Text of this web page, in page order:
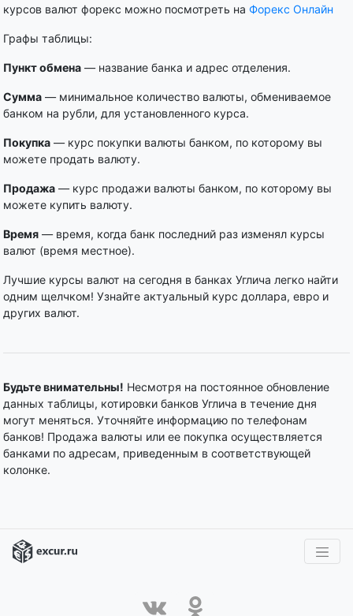
курсов валют форекс можно посмотреть на Форекс Онлайн
Графы таблицы:
Пункт обмена — название банка и адрес отделения.
Сумма — минимальное количество валюты, обмениваемое
банком на рубли, для установленного курса.
Покупка — курс покупки валюты банком, по которому вы
можете продать валюту.
Продажа — курс продажи валюты банком, по которому вы
можете купить валюту.
Время — время, когда банк последний раз изменял курсы
валют (время местное).
Лучшие курсы валют на сегодня в банках Углича легко найти
одним щелчком! Узнайте актуальный курс доллара, евро и
других валют.
Будьте внимательны! Несмотря на постоянное обновление
данных таблицы, котировки банков Углича в течение дня
могут меняться. Уточняйте информацию по телефонам
банков! Продажа валюты или ее покупка осуществляется
банками по адресам, приведенным в соответствующей
колонке.